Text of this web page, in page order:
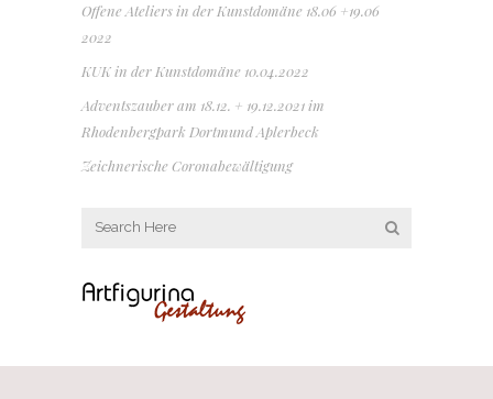
Offene Ateliers in der Kunstdomäne 18.06 +19.06
2022
KUK in der Kunstdomäne 10.04.2022
Adventszauber am 18.12. + 19.12.2021 im
Rhodenbergpark Dortmund Aplerbeck
Zeichnerische Coronabewältigung